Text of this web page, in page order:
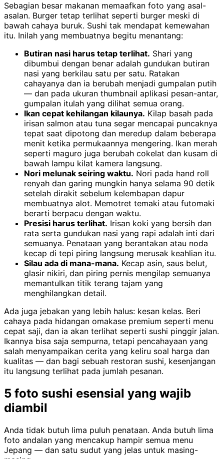
Sebagian besar makanan memaafkan foto yang asal-
asalan. Burger tetap terlihat seperti burger meski di
bawah cahaya buruk. Sushi tak mendapat kemewahan
itu. Inilah yang membuatnya begitu menantang:
Butiran nasi harus tetap terlihat. Shari yang
dibumbui dengan benar adalah gundukan butiran
nasi yang berkilau satu per satu. Ratakan
cahayanya dan ia berubah menjadi gumpalan putih
— dan pada ukuran thumbnail aplikasi pesan-antar,
gumpalan itulah yang dilihat semua orang.
Ikan cepat kehilangan kilaunya. Kilap basah pada
irisan salmon atau tuna segar mencapai puncaknya
tepat saat dipotong dan meredup dalam beberapa
menit ketika permukaannya mengering. Ikan merah
seperti maguro juga berubah cokelat dan kusam di
bawah lampu kilat kamera langsung.
Nori melunak seiring waktu. Nori pada hand roll
renyah dan garing mungkin hanya selama 90 detik
setelah dirakit sebelum kelembapan dapur
membuatnya alot. Memotret temaki atau futomaki
berarti berpacu dengan waktu.
Presisi harus terlihat. Irisan koki yang bersih dan
rata serta gundukan nasi yang rapi adalah inti dari
semuanya. Penataan yang berantakan atau noda
kecap di tepi piring langsung merusak keahlian itu.
Silau ada di mana-mana. Kecap asin, saus belut,
glasir nikiri, dan piring pernis mengilap semuanya
memantulkan titik terang tajam yang
menghilangkan detail.
Ada juga jebakan yang lebih halus: kesan kelas. Beri
cahaya pada hidangan omakase premium seperti menu
cepat saji, dan ia akan terlihat seperti sushi pinggir jalan.
Ikannya bisa saja sempurna, tetapi pencahayaan yang
salah menyampaikan cerita yang keliru soal harga dan
kualitas — dan bagi sebuah restoran sushi, kesenjangan
itu langsung terlihat pada jumlah pesanan.
5 foto sushi esensial yang wajib
diambil
Anda tidak butuh lima puluh penataan. Anda butuh lima
foto andalan yang mencakup hampir semua menu
Jepang — dan satu sudut yang jelas untuk masing-